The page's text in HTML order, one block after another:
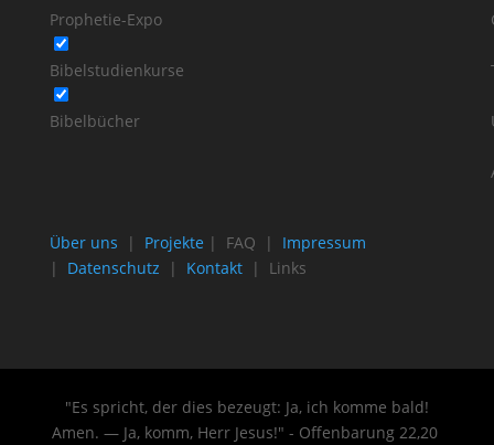
Prophetie-Expo
Bibelstudienkurse
Bibelbücher
Über uns | Projekte | FAQ | Impressum
| Datenschutz | Kontakt| Links
"Es spricht, der dies bezeugt: Ja, ich komme bald!
Amen. — Ja, komm, Herr Jesus!" - Offenbarung 22,20